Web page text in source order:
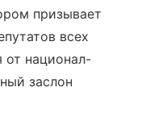
призывает
всех
от национал-
заслон